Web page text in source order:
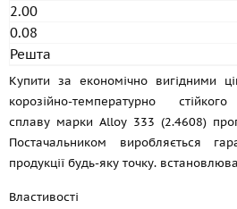
2.00
0.08
Решта
Купити за економічно вигідними
корозійно-температурно
сплаву марки Alloy 333 (2.4608)
Постачальником виробляється
продукції будь-яку точку.
Властивості